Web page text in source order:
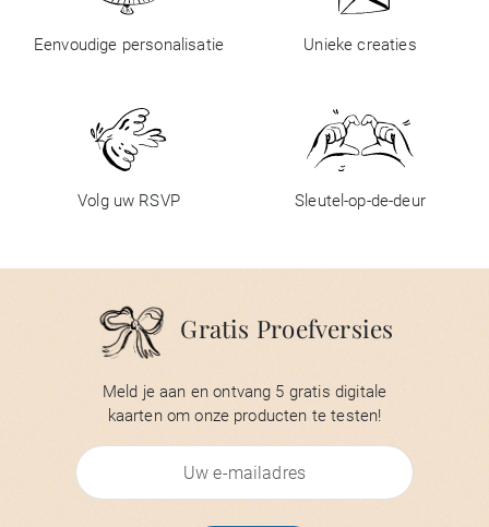
Eenvoudige personalisatie Unieke creaties
Volg uw RSVP Sleutel-op-de-deur
Gratis Proefversies
Meld je aan en ontvang 5 gratis digitale
kaarten om onze producten te testen!